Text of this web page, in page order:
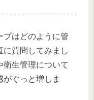
プはどのように管
に質問してみまし
衛生管理について
ぐっと増しま